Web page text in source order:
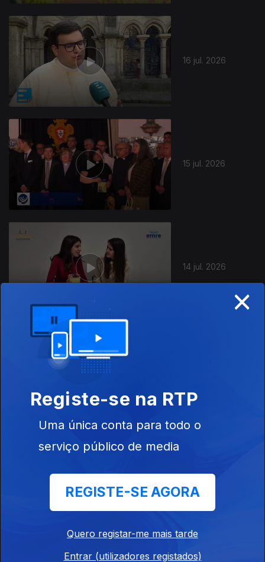
16 jul. 2026
15 jul. 2026
14 jul. 2026
10 jul. 2026
×
Registe-se na RTP
Uma única conta para todo o
serviço público de media
REGISTE-SE AGORA
Quero registar-me mais tarde
Entrar (utilizadores registados)